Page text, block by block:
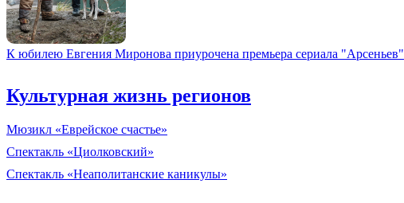
К юбилею Евгения Миронова приурочена премьера сериала "Арсеньев"
Культурная жизнь регионов
Мюзикл «Еврейское счастье»
Спектакль «Циолковский»
Спектакль «Неаполитанские каникулы»